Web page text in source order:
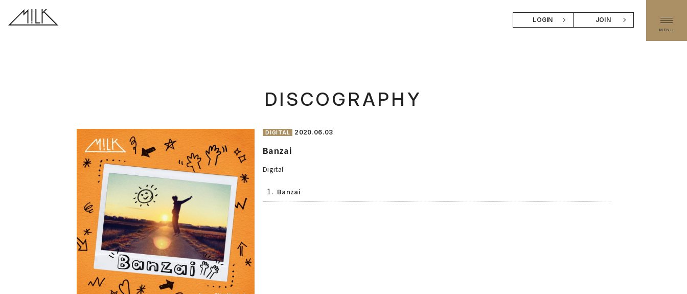
LOGIN JOIN
MENU
DISCOGRAPHY
DIGITAL 2020. 06.03
Banzai
Digital
1. Banzai